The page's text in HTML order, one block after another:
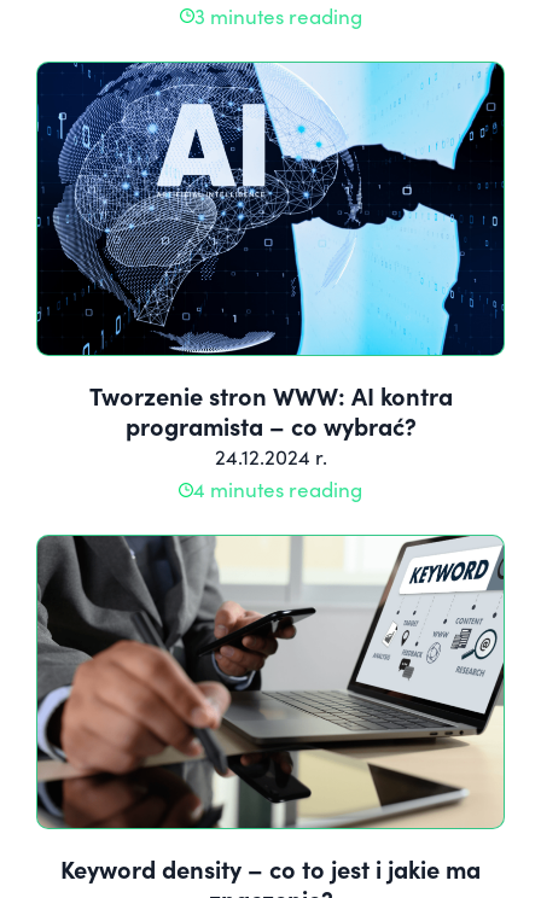
3 minutes reading
Tworzenie stron WWW: AI kontra
programista – co wybrać?
24.12.2024 r.
4 minutes reading
Keyword density – co to jest i jakie ma